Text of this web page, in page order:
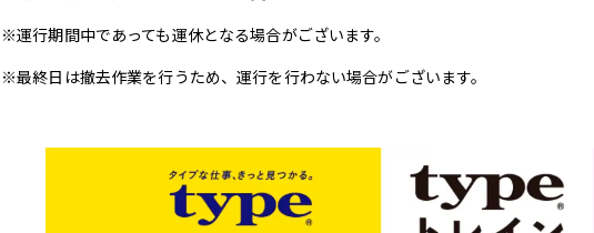
※運行期間中であっても運休となる場合がございます。
※最終日は撤去作業を行うため、運行を行わない場合がございます。